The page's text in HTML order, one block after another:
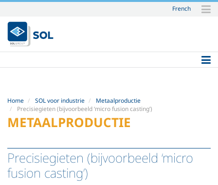
Skip
to
content.
|
to
French
Home SOL voor industrie
Metaalproductie
Precisiegieten (bijvoorbeeld ‘micro fusion casting’)
METAALPRODUCTIE
Precisiegieten (bijvoorbeeld ‘micro
fusion casting’)